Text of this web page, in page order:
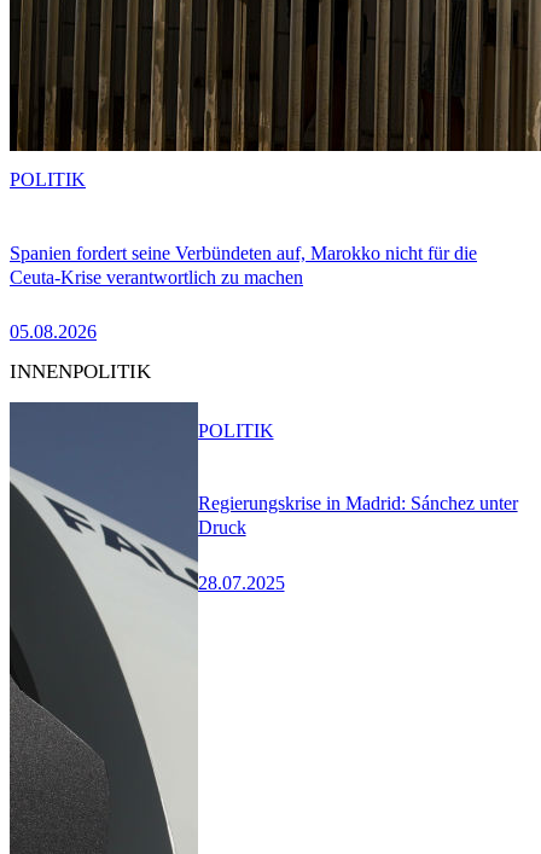
Spanien fordert seine Verbündeten auf, Marokko nicht für die
Ceuta-Krise verantwortlich zu machen
05.08.2026
POLITIK
INNENPOLITIK
Regierungskrise in Madrid: Sánchez unter
Druck
28.07.2025
POLITIK